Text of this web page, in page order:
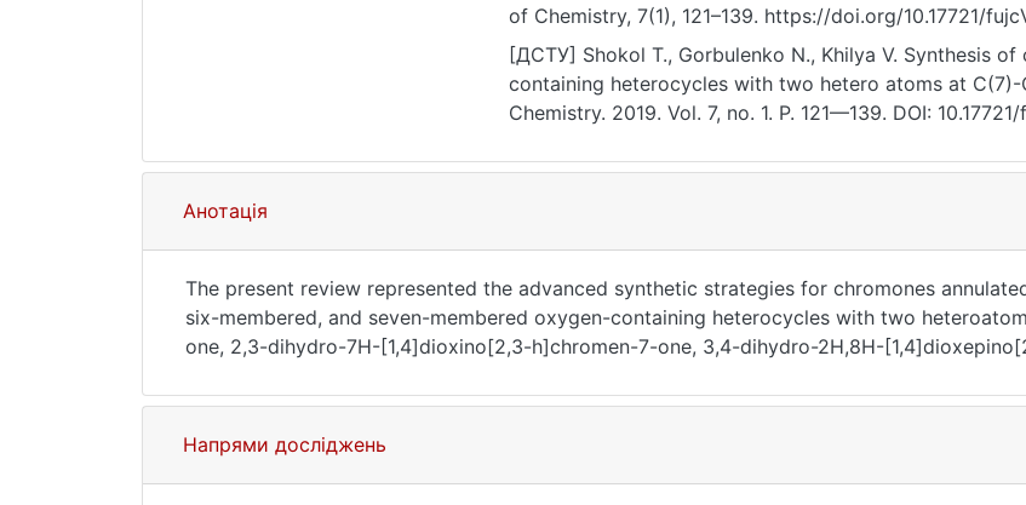
of Chemistry, 7(1), 121–139. https://doi.org/10.17721/
[ДСТУ] Shokol T., Gorbulenko N., Khilya V. Synthesis
containing heterocycles with two hetero atoms at
Chemistry. 2019. Vol. 7, no. 1. P. 121—139. DOI:
Анотація
The present review represented the advanced synthetic strategies for chromones
six-membered, and seven-membered oxygen-containing heterocycles with two
one, 2,3-dihydro-7H-[1,4]dioxino[2,3-h]chromen-7-one, 3,4-dihydro-2H,8H-
one. The biological activity of naturally occurring and modified synthetic fused
Напрями досліджень